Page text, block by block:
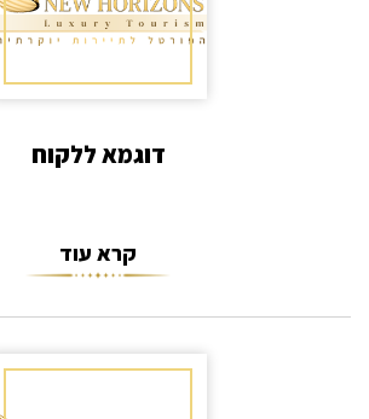
דוגמא ללקוח
קרא עוד